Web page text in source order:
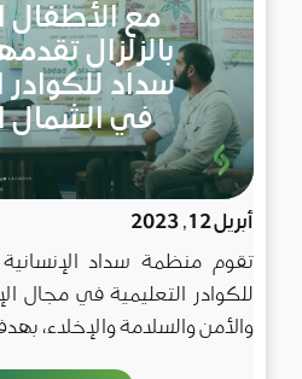
مع الأطفال
بالزلزال
سداد للكوادر
في الشمال
أبريل 12, 2023
تقوم منظمة سداد الإنسانية
للكوادر التعليمية في مجال
والأمن والسلامة والإخلاء،